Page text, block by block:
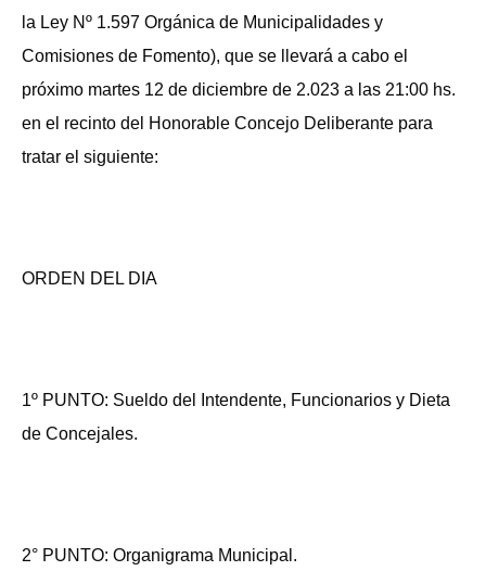
la Ley Nº 1.597 Orgánica de Municipalidades y
Comisiones de Fomento), que se llevará a cabo el
próximo martes 12 de diciembre de 2.023 a las 21:00 hs.
en el recinto del Honorable Concejo Deliberante para
tratar el siguiente:
ORDEN DEL DIA
1º PUNTO: Sueldo del Intendente, Funcionarios y Dieta
de Concejales.
2° PUNTO: Organigrama Municipal.